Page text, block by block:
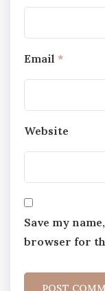
Email *
Website
Save my
browser for